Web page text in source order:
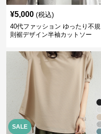
¥5,000 (税込)
40代ファッション ゆったり不規
則裾デザイン半袖カットソー
SALE